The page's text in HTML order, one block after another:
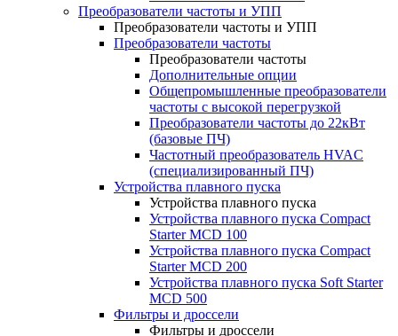
Преобразователи частоты и УПП
Преобразователи частоты и УПП
Преобразователи частоты
Преобразователи частоты
Дополнительные опции
Общепромышленные преобразователи
частоты с высокой перегрузкой
Преобразователи частоты до 22кВт
(базовые ПЧ)
Частотный преобразователь HVAC
(специализированный ПЧ)
Устройства плавного пуска
Устройства плавного пуска
Устройства плавного пуска Compact
Starter MCD 100
Устройства плавного пуска Compact
Starter MCD 200
Устройства плавного пуска Soft Starter
MCD 500
Фильтры и дроссели
Фильтры и дроссели